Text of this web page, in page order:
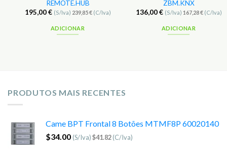
REMOTE.HUB
195,00€ (S/Iva) 239,85€(C/Iva)
ADICIONAR
ZBM.KNX
136,00€ (S/Iva) 167,28€(C/Iva)
ADICIONAR
PRODUTOS MAIS RECENTES
Came BPT Frontal 8 Botões MTMF8P 60020140
$34.00 (S/Iva)$41.82(C/Iva)